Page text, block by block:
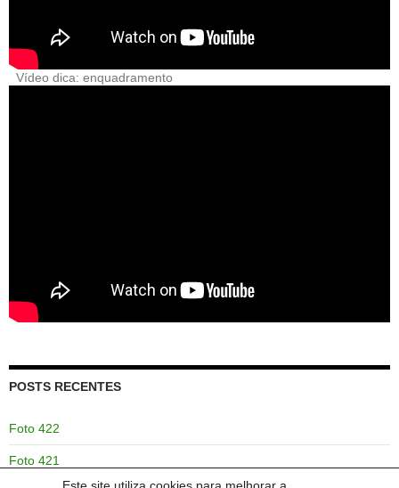
Vídeo dica: enquadramento
POSTS RECENTES
Foto 422
Foto 421